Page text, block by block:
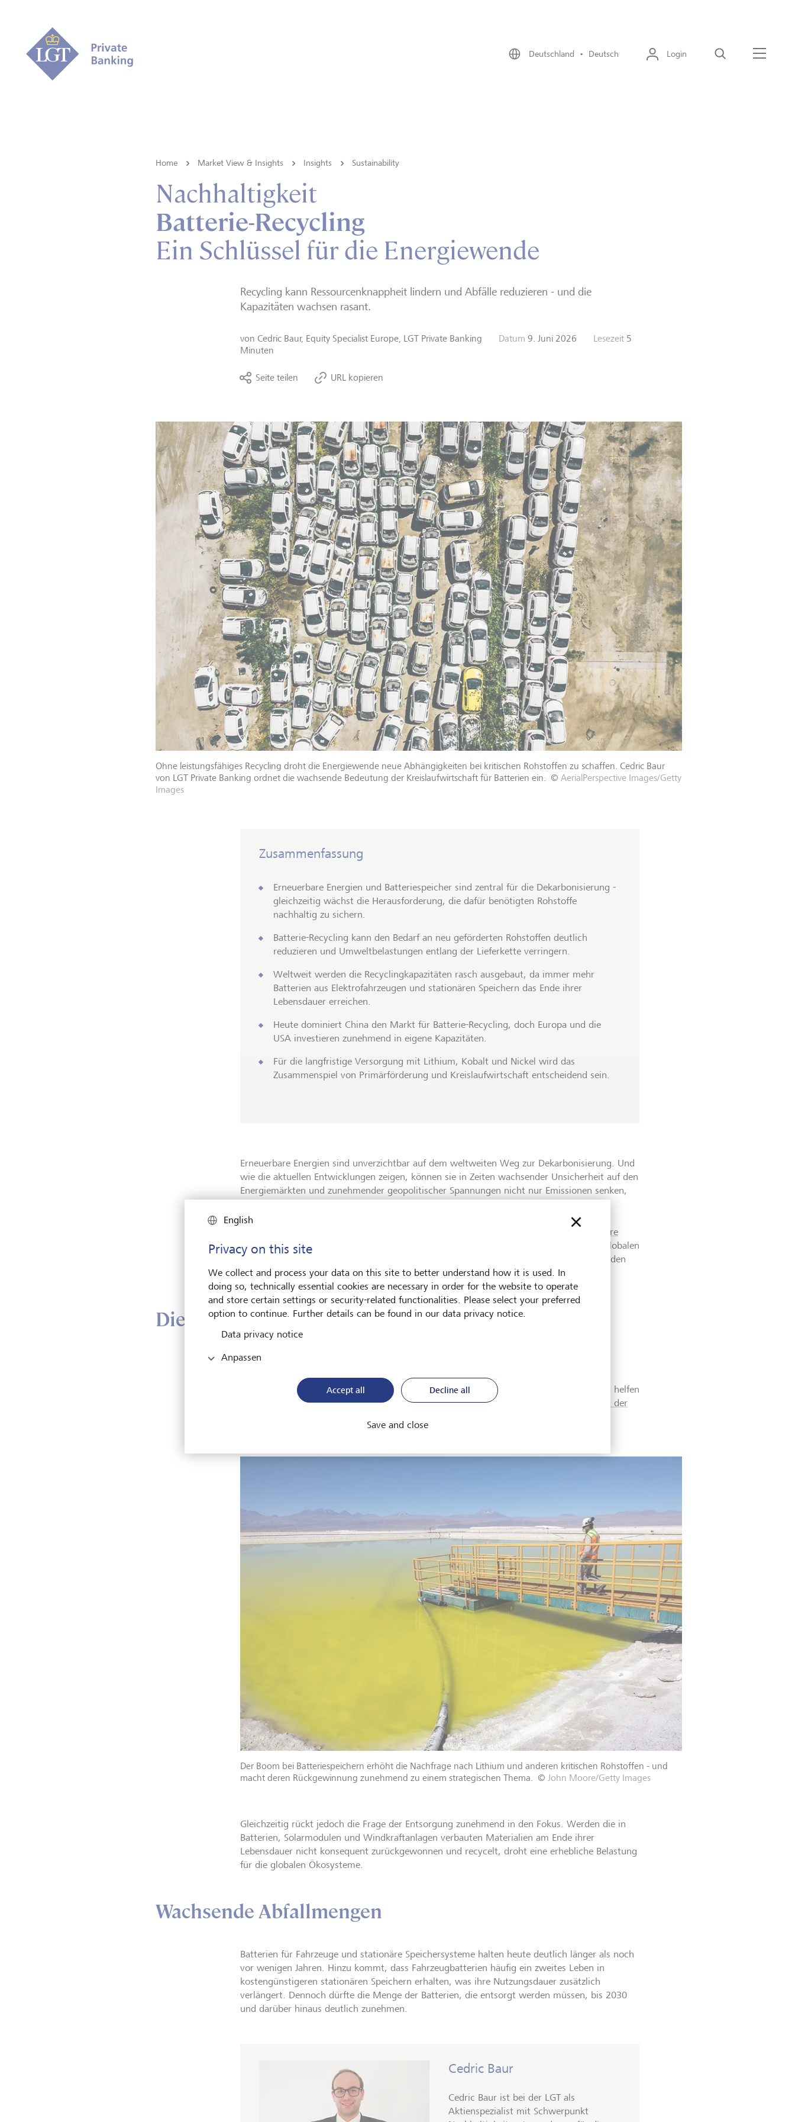
Deutschland • Deutsch Login
Home Market View & Insights Insights Sustainability
Nachhaltigkeit
Batterie-Recycling
Ein Schlüssel für die Energiewende
Recycling kann Ressourcenknappheit lindern und Abfälle reduzieren - und die
Kapazitäten wachsen rasant.
von Cedric Baur, Equity Specialist Europe, LGT Private Banking Datum 9. Juni 2026 Lesezeit 5
Minuten
Seite teilen URL kopieren
Ohne leistungsfähiges Recycling droht die Energiewende neue Abhängigkeiten bei kritischen Rohstoffen zu schaffen. Cedric Baur
von LGT Private Banking ordnet die wachsende Bedeutung der Kreislaufwirtschaft für Batterien ein.
© AerialPerspective Images/Getty
Images
Zusammenfassung
Erneuerbare Energien und Batteriespeicher sind zentral für die Dekarbonisierung -
gleichzeitig wächst die Herausforderung, die dafür benötigten Rohstoffe
nachhaltig zu sichern.
Batterie-Recycling kann den Bedarf an neu geförderten Rohstoffen deutlich
reduzieren und Umweltbelastungen entlang der Lieferkette verringern.
Weltweit werden die Recyclingkapazitäten rasch ausgebaut, da immer mehr
Batterien aus Elektrofahrzeugen und stationären Speichern das Ende ihrer
Lebensdauer erreichen.
Heute dominiert China den Markt für Batterie-Recycling, doch Europa und die
USA investieren zunehmend in eigene Kapazitäten.
Für die langfristige Versorgung mit Lithium, Kobalt und Nickel wird das
Zusammenspiel von Primärförderung und Kreislaufwirtschaft entscheidend sein.
Erneuerbare Energien sind unverzichtbar auf dem weltweiten Weg zur Dekarbonisierung. Und
wie die aktuellen Entwicklungen zeigen, können sie in Zeiten wachsender Unsicherheit auf den
Energiemärkten und zunehmender geopolitischer Spannungen nicht nur Emissionen senken,
erneuerbare
Energienzudem eine zentrale Rolle, wenn es darum geht, den erwarteten Anstieg der globalen
Stromnachfrage zu decken. Elektrofahrzeuge, Rechenzentren und Klimaanlagen werden den
Energiebedarf in den kommenden Jahren deutlich erhöhen.
Die Herausforderung der Entsorgung
Doch die Energiewende bringt auch neue Herausforderungen mit sich. Der drastische
Preisrückgang beiBatteriespeichern
hat dazu geführt, dass Speichersysteme weltweit in
immer grösserem Umfang eingesetzt werden. In Kombination mit Solar- und Windparks helfen
sie, Schwankungen bei der Stromerzeugung auszugleichen und gleichzeitig die
Stabilität der
Der Boom bei Batteriespeichern erhöht die Nachfrage nach Lithium und anderen kritischen Rohstoffen - und
macht deren Rückgewinnung zunehmend zu einem strategischen Thema. © John Moore/Getty Images
Gleichzeitig rückt jedoch die Frage der Entsorgung zunehmend in den Fokus. Werden die in
Batterien, Solarmodulen und Windkraftanlagen verbauten Materialien am Ende ihrer
Lebensdauer nicht konsequent zurückgewonnen und recycelt, droht eine erhebliche Belastung
für die globalen Ökosysteme.
Wachsende Abfallmengen
Batterien für Fahrzeuge und stationäre Speichersysteme halten heute deutlich länger als noch
vor wenigen Jahren. Hinzu kommt, dass Fahrzeugbatterien häufig ein zweites Leben in
kostengünstigeren stationären Speichern erhalten, was ihre Nutzungsdauer zusätzlich
verlängert. Dennoch dürfte die Menge der Batterien, die entsorgt werden müssen, bis 2030
und darüber hinaus deutlich zunehmen.
Cedric Baur
Cedric Baur ist bei der LGT als
Aktienspezialist mit Schwerpunkt
English
Privacy on this site
We collect and process your data on this site to better understand how it is used. In
doing so, technically essential cookies are necessary in order for the website to operate
and store certain settings or security-related functionalities. Please select your preferred
option to continue. Further details can be found in our data privacy notice.
Data privacy notice
Anpassen
Accept all Decline all
Save and close